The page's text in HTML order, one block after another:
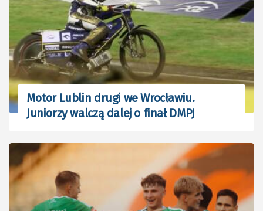
Motor Lublin drugi we Wrocławiu.
Juniorzy walczą dalej o finał DMPJ